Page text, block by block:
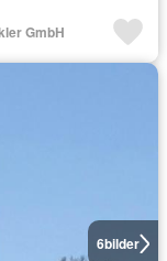
GmbH
6bilder